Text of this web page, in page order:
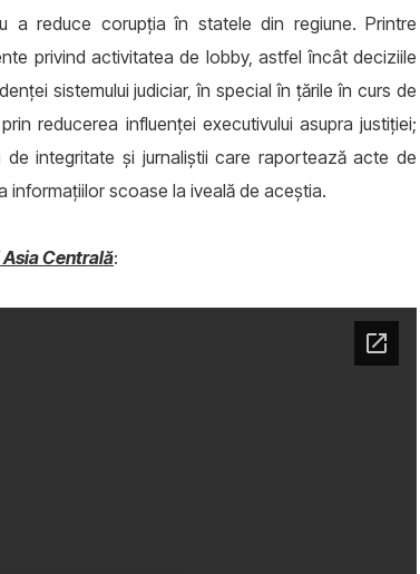
a reduce corupția în statele din regiune. Printre
privind activitatea de lobby, astfel încât deciziile
sistemului judiciar, în special în țările în curs de
reducerea influenței executivului asupra justiției;
de integritate și jurnaliștii care raportează acte de
informațiilor scoase la iveală de aceștia.
Asia Centrală: